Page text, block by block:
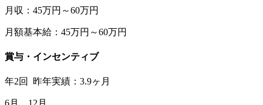
月収：45万円～60万円
月額基本給：45万円～60万円
賞与・インセンティブ
年2回 昨年実績：3.9ヶ月